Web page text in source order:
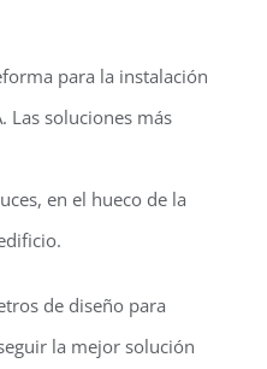
para la instalación
Las soluciones más
en el hueco de la
de diseño para
la mejor solución